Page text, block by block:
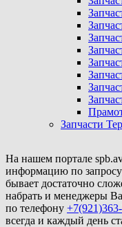
Запчасти
На нашем портале
информацию по
бывает достаточно
набрать и менеджеры
по телефону
всегда и каждый день